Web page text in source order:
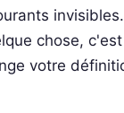
chose,
votre